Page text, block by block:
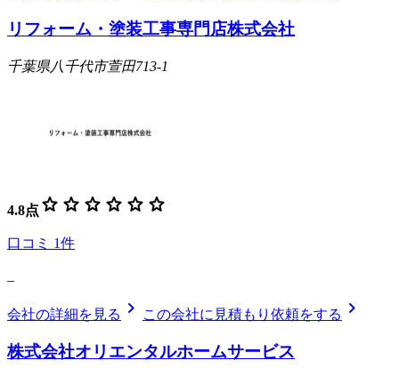
リフォーム・塗装工事専門店株式会社
千葉県八千代市萱田713-1
4.8点 star star star star star star
口コミ 1件
会社の詳細を見る chevron_right この会社に見積もり依頼をする chevron_right
株式会社オリエンタルホームサービス